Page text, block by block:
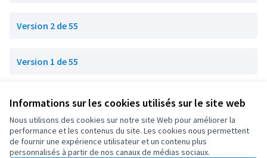
Informations sur les cookies utilisés sur le site web
Nous utilisons des cookies sur notre site Web pour améliorer la
performance et les contenus du site. Les cookies nous permettent
de fournir une expérience utilisateur et un contenu plus
personnalisés à partir de nos canaux de médias sociaux.
Version 2 de 55
Version 1 de 55
Conditions d'utilisation
Paramètres des cookies
OIDP sur X
(Lien externe)
OIDP sur Facebook
(Lien externe)
OIDP sur YouTube
(Lien externe)
Français
Choose languageChoisir la langueElegir el idioma